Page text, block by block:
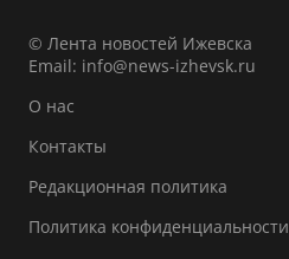
© Лента новостей Ижевска
Email: info@news-izhevsk.ru
О нас
Контакты
Редакционная политика
Политика конфиденциальности